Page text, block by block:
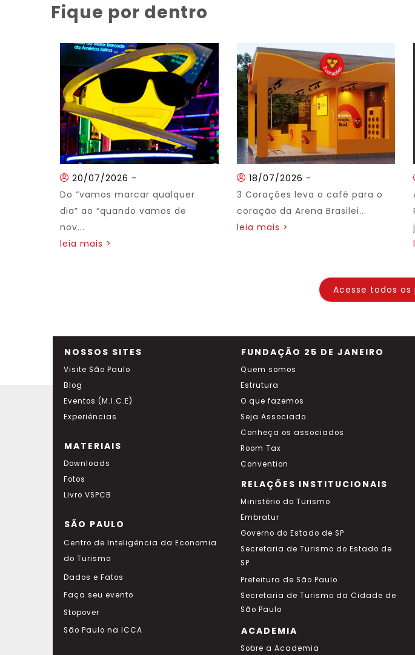
Fique por dentro
20/07/2026 -
Do “vamos marcar qualquer
dia” ao “quando vamos de
nov...
leia mais >
18/07/2026 -
3 Corações leva o café para o
coração da Arena Brasilei...
leia mais >
Acesse todos
NOSSOS SITES
Visite São Paulo
Blog
Eventos (M.I.C.E)
Experiências
MATERIAIS
Downloads
Fotos
Livro VSPCB
SÃO PAULO
Centro de Inteligência da Economia
do Turismo
Dados e Fatos
Faça seu evento
Stopover
São Paulo na ICCA
FUNDAÇÃO 25 DE JANEIRO
Quem somos
Estrutura
O que fazemos
Seja Associado
Conheça os associados
Room Tax
Convention
RELAÇÕES INSTITUCIONAIS
Ministério do Turismo
Embratur
Governo do Estado de SP
Secretaria de Turismo do Estado de
SP
Prefeitura de São Paulo
Secretaria de Turismo da Cidade de
São Paulo
ACADEMIA
Sobre a Academia